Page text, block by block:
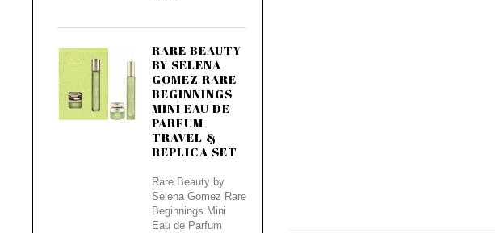
RARE BEAUTY
BY SELENA
GOMEZ RARE
BEGINNINGS
MINI EAU DE
PARFUM
TRAVEL &
REPLICA SET
Rare Beauty by
Selena Gomez Rare
Beginnings Mini
Eau de Parfum